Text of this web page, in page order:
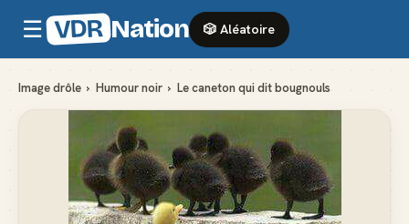
☰ VDR Nation 🎲 Aléatoire
Image drôle › Humour noir › Le caneton qui dit bougnouls